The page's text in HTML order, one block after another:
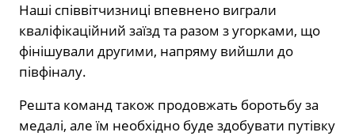
Наші співвітчизниці впевнено виграли
кваліфікаційний заїзд та разом з угорками, що
фінішували другими, напряму вийшли до
півфіналу.
Решта команд також продовжать боротьбу за
медалі, але їм необхідно буде здобувати путівку